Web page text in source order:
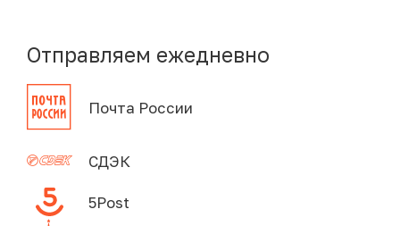
Отправляем ежедневно
Почта России
СДЭК
5Post